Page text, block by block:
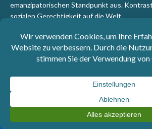
emanzipatorischen Standpunkt aus.
sozialen Gerechtigkeit auf die Welt.
Impressum: SPÖ-Klub - 1017 Wien -
3393 - e-mail: redaktion@kontrast.at -
Datenschutzerklärung